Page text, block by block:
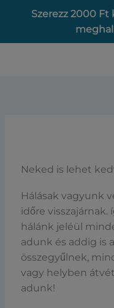
Szerezz 2000
Neked is lehet
Hálásak vagyunk
időre
hálánk jeléül
adunk és addig is
összegyűlnek,
vagy helyben
adunk!